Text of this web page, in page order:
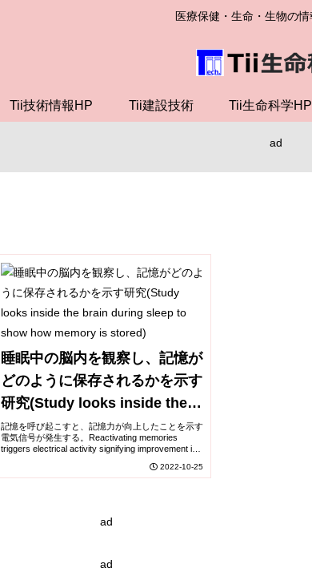
医療保健・生命・生物の情
Tii技術情報HP Tii建設技術 Tii生命科学HP
ad
睡眠中の脳内を観察し、記憶が
どのように保存されるかを示す
研究(Study looks inside the
brain during sleep to show
how memory is stored)
記憶を呼び起こすと、記憶力が向上したことを示す
電気信号が発生する。Reactivating memories
triggers electrical activity signifying improvement in
2022-10-25
ad
ad